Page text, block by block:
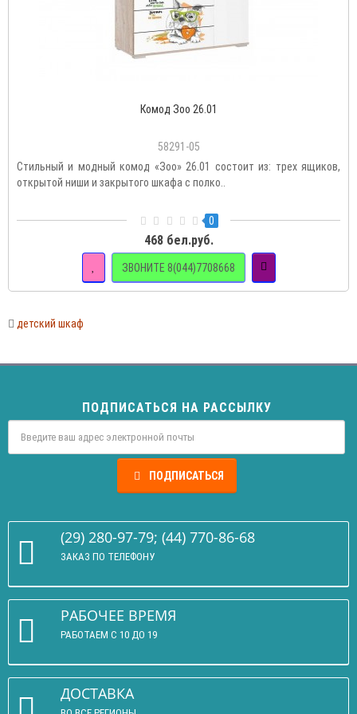
Комод Зоо 26.01
58291-05
Стильный и модный комод «Зоо» 26.01 состоит из: трех ящиков,
открытой ниши и закрытого шкафа с полко..
0
468 бел.руб.
ЗВОНИТЕ 8(044)7708668
детский шкаф
ПОДПИСАТЬСЯ НА РАССЫЛКУ
ПОДПИСАТЬСЯ
(29) 280-97-79; (44) 770-86-68
ЗАКАЗ ПО ТЕЛЕФОНУ
РАБОЧЕЕ ВРЕМЯ
РАБОТАЕМ С 10 ДО 19
ДОСТАВКА